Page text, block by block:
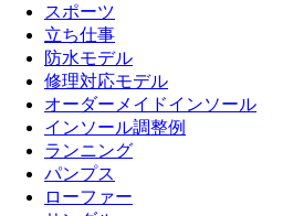
スポーツ
立ち仕事
防水モデル
修理対応モデル
オーダーメイドインソール
インソール調整例
ランニング
パンプス
ローファー